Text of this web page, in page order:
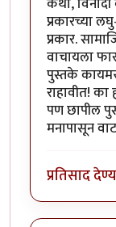
प्रकारच्या
प्रकार.
वाचायला
पुस्तके
राहावीत! का
पण छापील
मनापासून
प्रतिसाद